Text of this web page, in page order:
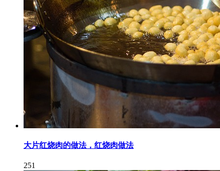
大片红烧肉的做法，红烧肉做法
251